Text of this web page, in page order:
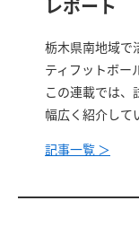
レポート
栃木県南地域で
ティフットボー
この連載では、
幅広く紹介して
記事一覧 ＞